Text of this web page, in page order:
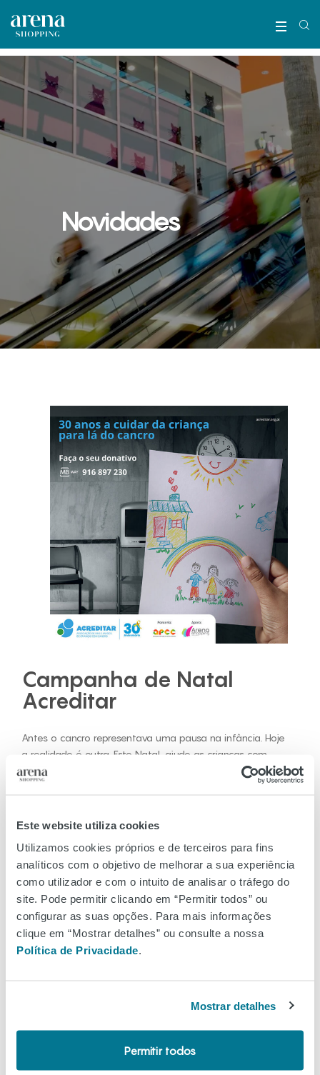
Este website utiliza cookies
Utilizamos cookies próprios e de terceiros para fins
analíticos com o objetivo de melhorar a sua experiência
como utilizador e com o intuito de analisar o tráfego do
site. Pode permitir clicando em “Permitir todos” ou
configurar as suas opções. Para mais informações
clique em “Mostrar detalhes” ou consulte a nossa
Política de Privacidade.
Mostrar detalhes
Permitir todos
Novidades
Campanha de Natal
Acreditar
Antes o cancro representava uma pausa na infância. Hoje
a realidade é outra. Este Natal, ajude as crianças com
cancro a ter uma vida o mais normal possível.
proporcione bem-estar às
crianças e jovens com cancro e suas famílias.
Saiba mais em https://acreditar.org.pt/ajudar-criancas-
com-cancro-natal/
Sobre a Acreditar
juntos enfrentarmos da melhor maneira os desafios que o
cancro pediátrico impõe, proporcionando a certeza de
apoio num momento de incerteza. Acompanhamo-nos em